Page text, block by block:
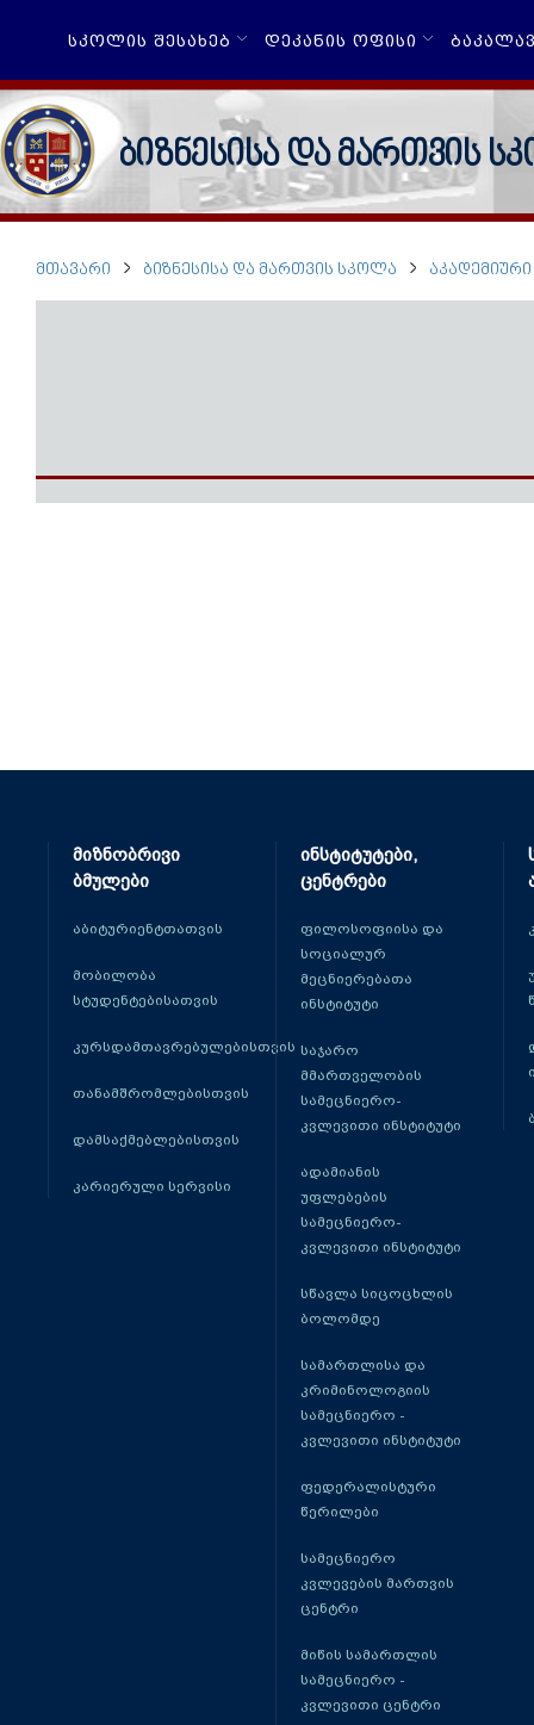
ᲡᲙᲝᲚᲘᲡ ᲨᲔᲡᲐᲮᲔᲑ ᲓᲔᲙᲐᲜᲘᲡ ᲝᲤᲘᲡᲘ
ბიზნესისა და მართვის
ᲛᲗᲐᲕᲐᲠᲘ ᲑᲘᲖᲜᲔᲡᲘᲡᲐ ᲓᲐ ᲛᲐᲠᲗᲕᲘᲡ ᲡᲙᲝᲚᲐ
მიზნობრივი
ბმულები
აბიტურიენტთათვის
მობილობა
სტუდენტებისათვის
კურსდამთავრებულებისთვის
თანამშრომლებისთვის
დამსაქმებლებისთვის
კარიერული სერვისი
ინსტიტუტები,
ცენტრები
ფილოსოფიისა და
სოციალურ
მეცნიერებათა
ინსტიტუტი
საჯარო
მმართველობის
სამეცნიერო-
კვლევითი ინსტიტუტი
ადამიანის
უფლებების
სამეცნიერო-
კვლევითი ინსტიტუტი
სწავლა სიცოცხლის
ბოლომდე
სამართლისა და
კრიმინოლოგიის
სამეცნიერო -
კვლევითი ინსტიტუტი
ფედერალისტური
წერილები
სამეცნიერო
კვლევების მართვის
ცენტრი
მიწის სამართლის
სამეცნიერო -
კვლევითი ცენტრი